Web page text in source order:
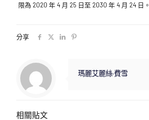
限為 2020 年 4 月 25 日至 2030 年 4 月 24 日。
分享
瑪麗艾麗絲·費雪
相關貼文